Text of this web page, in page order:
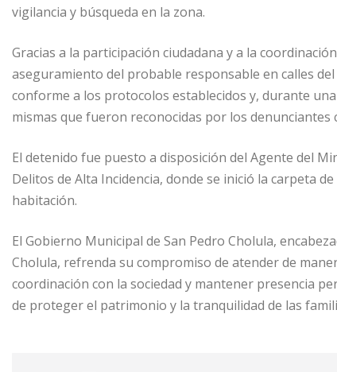
vigilancia y búsqueda en la zona.
Gracias a la participación ciudadana y a la
aseguramiento del probable responsable en calles
conforme a los protocolos establecidos y, durante
mismas que fueron reconocidas por los denunciantes
El detenido fue puesto a disposición del Agente del
Delitos de Alta Incidencia, donde se inició la carpeta
habitación.
El Gobierno Municipal de San Pedro Cholula,
Cholula, refrenda su compromiso de atender de
coordinación con la sociedad y mantener presencia
de proteger el patrimonio y la tranquilidad de las